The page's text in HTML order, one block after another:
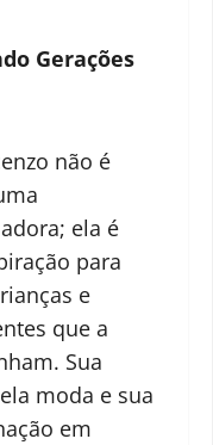
Gerações
não é
ela é
para
e
que a
Sua
moda e sua
em